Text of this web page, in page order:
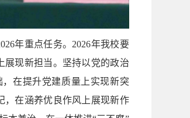
年重点任务。2026年我校要
展现新担当。坚持以党的政治
在提升党建质量上实现新突
，在涵养优良作风上展现新作